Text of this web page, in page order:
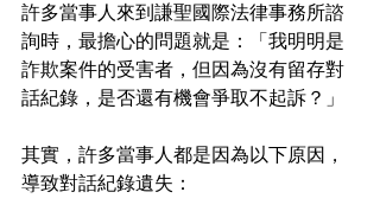
許多當事人來到謙聖國際法律事務所諮
詢時，最擔心的問題就是：「我明明是
詐欺案件的受害者，但因為沒有留存對
話紀錄，是否還有機會爭取不起訴？」
其實，許多當事人都是因為以下原因，
導致對話紀錄遺失：